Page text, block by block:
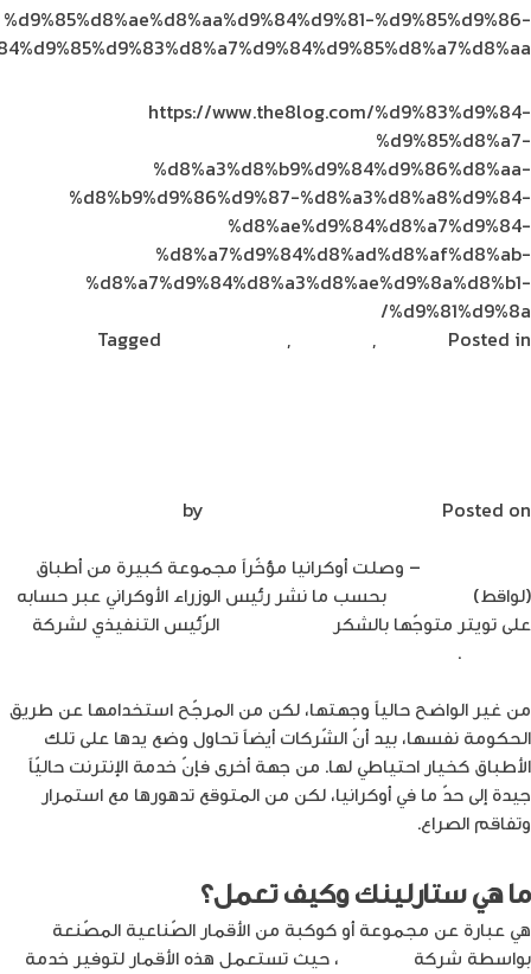
%d9%85%d8%ae%d8%aa%d9%84%d9%81-%d9%85%d9%86-
https://www.the8log.com/%d9%83%d9%84-
%d9%85%d8%a7-
%d8%a3%d8%b9%d9%84%d9%86%d8%aa-
%d8%b9%d9%86%d9%87-%d8%a3%d8%a8%d9%84-
%d8%ae%d9%84%d8%a7%d9%84-
%d8%a7%d9%84%d8%ad%d8%af%d8%ab-
%d8%a7%d9%84%d8%a3%d8%ae%d9%8a%d8%b1-
%d9%81%d9%8a/
Posted in
,
,
Tagged
من
إزالة
Posted on
– وصلت أوكرانيا مؤخّراً مجموعة كبيرة من أطباق
(لواقط)
بحسب ما نشر رئيس الوزراء الأوكراني عبر حسابه
على تويتر متوجّها بالشكر
الرّئيس التنفيذي لشركة
.
من غير الواضح حالياً وجهتها، لكن من المرجّح استخدامها عن طريق
الحكومة نفسها، بيد أنّ الشّركات أيضاً تحاول وضع يدها على تلك
الأطباق كخيار احتياطي لها. من جهة أخرى فإنّ خدمة الإنترنت حاليّاً
جيدة إلى حدّ ما في أوكرانيا، لكن من المتوقع تدهورها مع استمرار
وتفاقم الصراع.
ما هي ستارلينك وكيف تعمل؟
هي عبارة عن مجموعة أو كوكبة من الأقمار الصّناعية المصّنعة
بواسطة شركة
، حيث تستعمل هذه الأقمار لتوفير خدمة